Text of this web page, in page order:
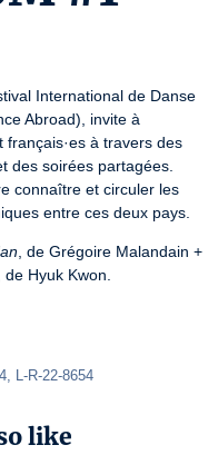
International de Danse
Abroad), invite à
français·es à travers des
des soirées partagées.
connaître et circuler les
entre ces deux pays.
, de Hyuk Kwon.
L-R-22-8654
like